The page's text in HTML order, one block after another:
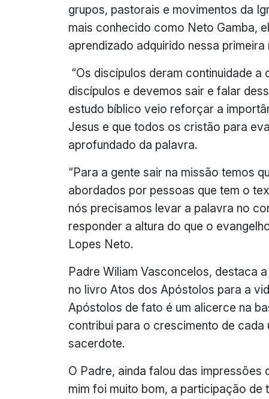
grupos, pastorais e movimentos da
mais conhecido como Neto Gamba,
aprendizado adquirido nessa
“Os discípulos deram continuidade
discípulos e devemos sair e falar
estudo bíblico veio reforçar a
Jesus e que todos os cristão para
aprofundado da palavra.
“Para a gente sair na missão temos
abordados por pessoas que tem o
nós precisamos levar a palavra no
responder a altura do que o
Lopes Neto.
Padre Wiliam Vasconcelos, destaca
no livro Atos dos Apóstolos para a
Apóstolos de fato é um alicerce na
contribui para o crescimento de cada
sacerdote.
O Padre, ainda falou das impressões
mim foi muito bom, a participação de